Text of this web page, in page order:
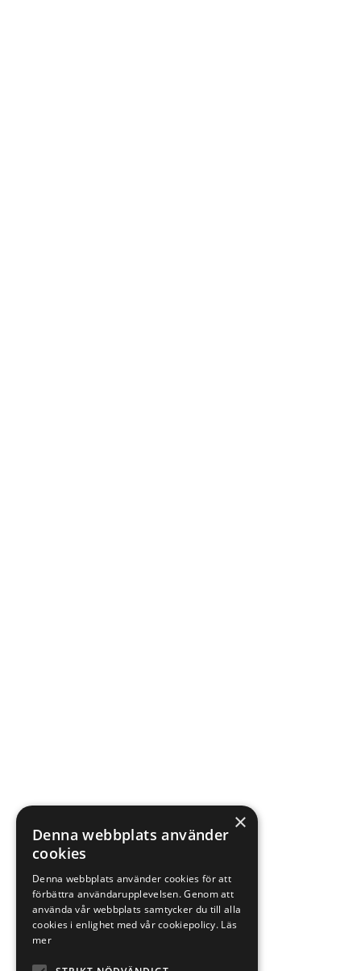
×
Denna webbplats använder
cookies
Denna webbplats använder cookies för att
förbättra användarupplevelsen. Genom att
använda vår webbplats samtycker du till alla
cookies i enlighet med vår cookiepolicy. Läs
mer